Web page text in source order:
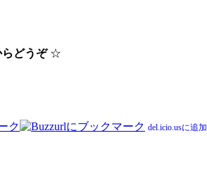
どうぞ ☆
del.icio.usに追加